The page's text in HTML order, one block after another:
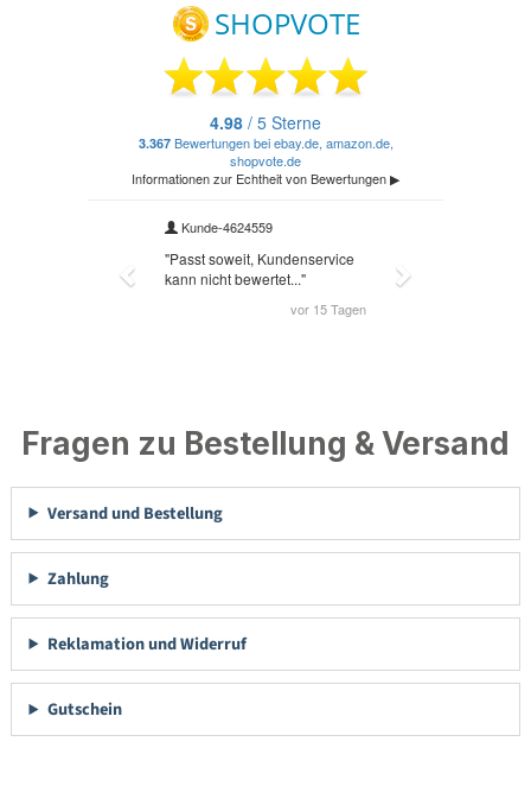
Fragen zu Bestellung & Versand
Versand und Bestellung
Zahlung
Reklamation und Widerruf
Gutschein